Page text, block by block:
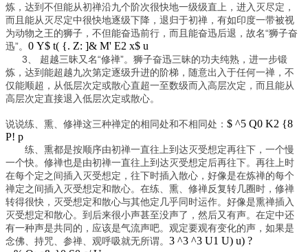
炼，达到不但能从初禅沿九个阶次很快地一级级直上，进入灭尽定，
而且能从灭尽定中很快地逐级下降，退归于初禅，有如印度一带被视
为动物之王的狮子，不但能奋迅前行，而且能奋迅后退，故名“狮子奋
迅”。 0 Y$ t( {. Z: ]& M' E2 x$ u
3、 超越三昧又名“修禅”。狮子奋迅三昧的功夫纯熟，进一步锻
炼，达到能超越九次第定逐级升进的阶梯，随意出入于任何一禅，不
仅能顺超，从低层次定或散心直超一至数级而入高层次定，而且能从
高层次定直接退入低层次定或散心。
说说练、熏、修禅这三种禅定的相同处和不相同处： $ ^5 Q0 K2 {8
P! p
练、熏都是按顺序由初禅一直往上到达灭受想定再往下，一个慢
一个快。修禅也是由初禅一直往上到达灭受想定后再往下。再往上时
在每个定之间插入灭受想定，往下时插入散心，好像是在炼禅的每个
禅定之间插入灭受想定和散心。在练、熏、修禅反复转几圈时，修禅
转得很快，灭受想定和散心与其他定几乎同时运作。好像是熏禅插入
灭受想定和散心。到后来很小声甚至没声了，然后又有声。在定中还
有一种声是共同的，应该是气流声吧。观定要观有变化的声，如果是
念佛、持咒、参禅、观呼吸就无所谓。 3 ^3 ^3 U1 U) u) ?